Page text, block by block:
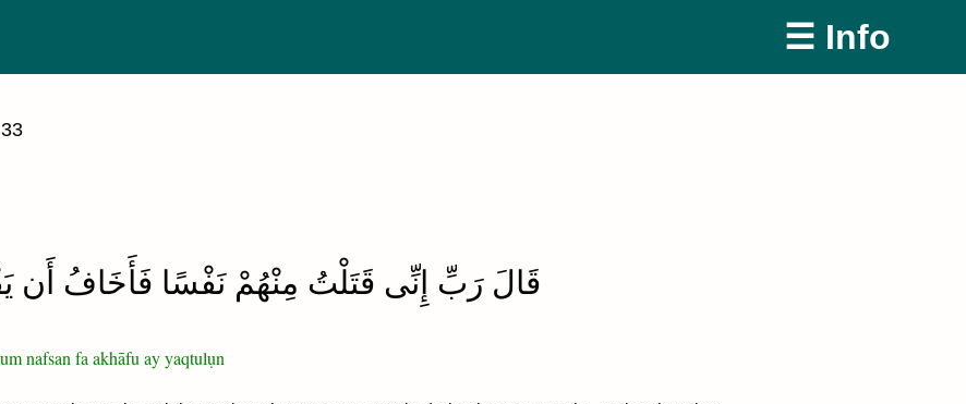
☰ Info
قَالَ رَبِّ إِنِّى قَتَلْتُ مِنْهُمْ نَفْسًا فَأَخَافُ أَن
nafsan fa akhāfu ay yaqtulụn